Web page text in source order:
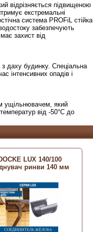
відрізняється підвищеною
екстремальні
система PROFiL стійка
забезпечують
захист від
даху будинку. Спеціальна
інтенсивних опадів і
ущільнювачем, який
від -50°С до
LUX 140/100
ринви 140 мм